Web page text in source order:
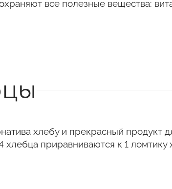
все полезные вещества:
хлебу и прекрасный продукт
хлебца приравниваются к 1 ломтику